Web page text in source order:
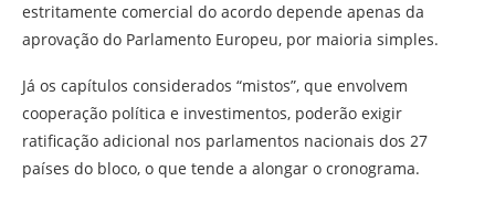
estritamente comercial do acordo depende apenas da
aprovação do Parlamento Europeu, por maioria simples.
Já os capítulos considerados “mistos”, que envolvem
cooperação política e investimentos, poderão exigir
ratificação adicional nos parlamentos nacionais dos 27
países do bloco, o que tende a alongar o cronograma.